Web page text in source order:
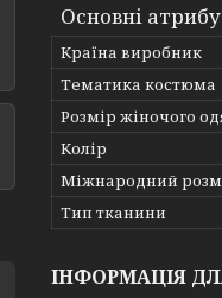
Основні
Країна виробник
Тематика костюма
Розмір жіночого
Колір
Міжнародний
Тип тканини
ІНФОРМАЦІЯ